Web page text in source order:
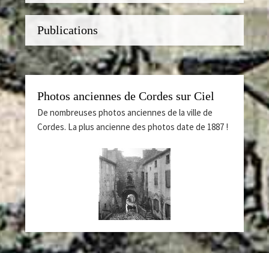
Publications
Photos anciennes de Cordes sur Ciel
De nombreuses photos anciennes de la ville de
Cordes. La plus ancienne des photos date de 1887 !